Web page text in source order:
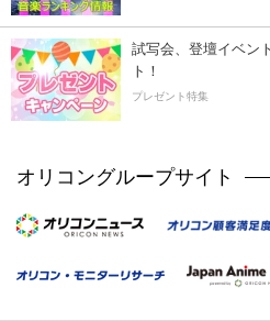
試写会、登壇イベン
ト！
プレゼント特集
オリコングループサイト